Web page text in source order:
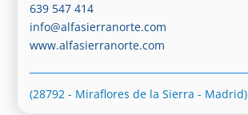
639 547 414
info@alfasierranorte.com
www.alfasierranorte.com
(28792 - Miraflores de la Sierra - Madrid)